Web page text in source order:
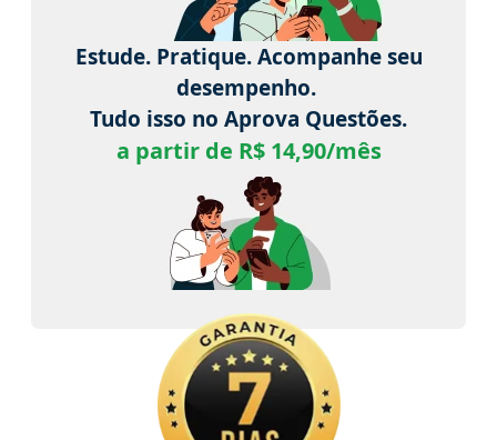
Estude. Pratique. Acompanhe seu
desempenho.
Tudo isso no Aprova Questões.
a partir de R$ 14,90/mês